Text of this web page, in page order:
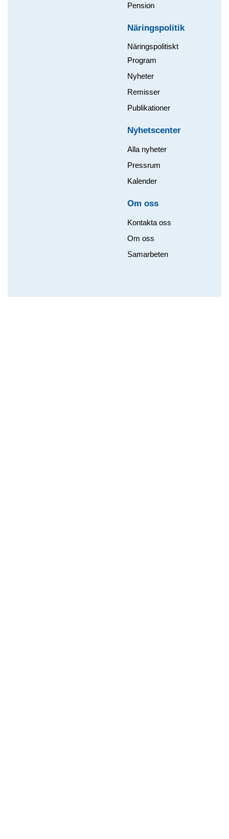
Pension
Näringspolitik
Näringspolitiskt
Program
Nyheter
Remisser
Publikationer
Nyhetscenter
Alla nyheter
Pressrum
Kalender
Om oss​
Kontakta oss
Om oss
Samarbeten